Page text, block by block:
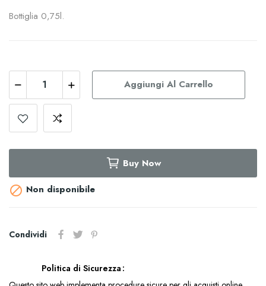
Bottiglia 0,75l.
Aggiungi Al Carrello
Buy Now
 Non disponibile
Condividi
Politica di Sicurezza